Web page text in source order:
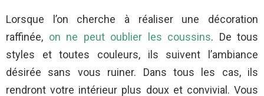
Lorsque l’on cherche à réaliser une décoration
raffinée, on ne peut oublier les coussins. De tous
styles et toutes couleurs, ils suivent l’ambiance
désirée sans vous ruiner. Dans tous les cas, ils
rendront votre intérieur plus doux et convivial. Vous